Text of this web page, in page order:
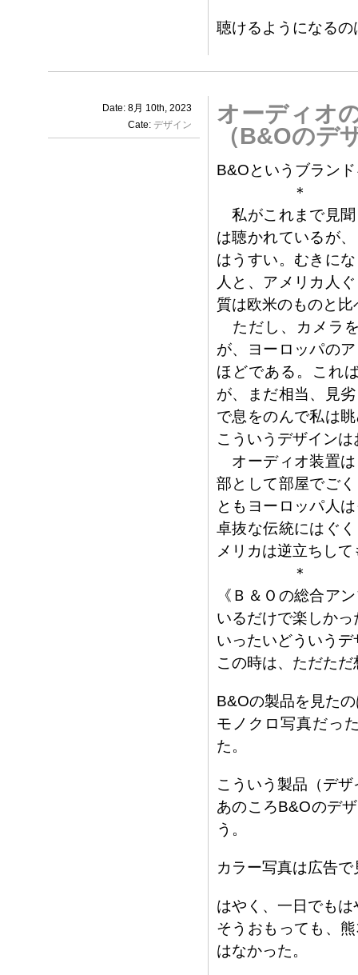
聴けるようになる
Date: 8月 10th, 2023
Cate: デザイン
オーディオ
（B&Oのデ
B&Oというブラン
＊
私がこれまで見聞
は聴かれているが
はうすい。むきに
人と、アメリカ人
質は欧米のものと
ただし、カメラ
が、ヨーロッパの
ほどである。これ
が、まだ相当、見
で息をのんで私は
こういうデザイン
オーディオ装置は
部として部屋でご
ともヨーロッパ人
卓抜な伝統にはぐ
メリカは逆立ちし
＊
《Ｂ＆Ｏの総合ア
いるだけで楽しかっ
いったいどういう
この時は、ただた
B&Oの製品を見た
モノクロ写真だっ
た。
こういう製品（デ
あのころB&Oのデ
う。
カラー写真は広告で
はやく、一日でも
そうおもっても、
はなかった。